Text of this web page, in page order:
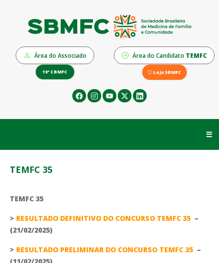
Área do Associado Área do Candidato TEMFC
19º CBMFC Loja SBMFC
☰
TEMFC 35
TEMFC 35
> RESULTADO DEFINITIVO DO CONCURSO TEMFC 35 –
(21/02/2025)
> RESULTADO PRELIMINAR DO CONCURSO TEMFC 35 –